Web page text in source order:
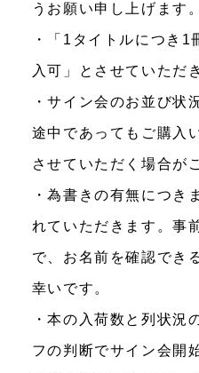
うお願い申し上げます。
・「1タイトルにつき
入可」とさせていただ
・サイン会のお並び状
途中であってもご購入
させていただく場合が
・為書きの有無につき
れていただきます。事
で、お名前を確認でき
幸いです。
・本の入荷数と列状況
フの判断でサイン会開